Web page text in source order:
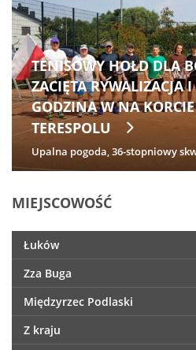
TENISOWY HOŁD DLA
ZACIĘTA RYWALIZACJA
GODZINA W NA
TERESPOLU
Upalna pogoda, 36-stopniowy
MIEJSCOWOŚĆ
Łuków
Zza Buga
Międzyrzec Podlaski
Z kraju